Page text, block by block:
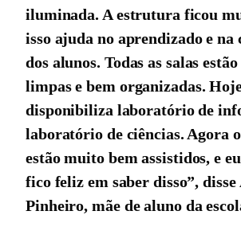
iluminada. A estrutura ficou
isso ajuda no aprendizado e na
dos alunos. Todas as salas
limpas e bem organizadas.
disponibiliza laboratório de
laboratório de ciências. Agora
estão muito bem assistidos, e
fico feliz em saber disso”, disse
Pinheiro, mãe de aluno da